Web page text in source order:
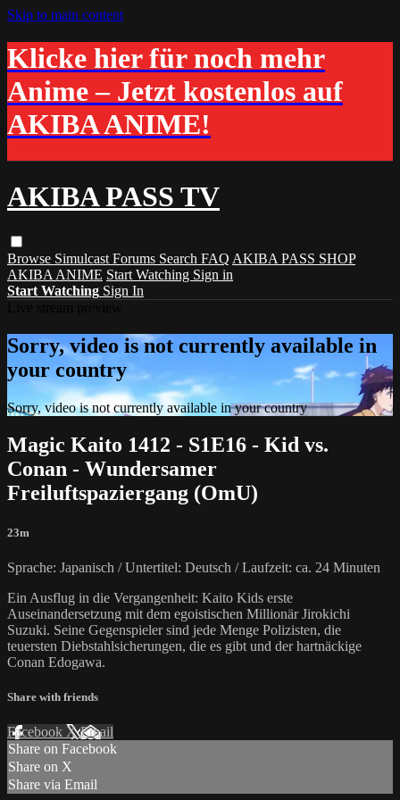
Skip to main content
Klicke hier für noch mehr
Anime – Jetzt kostenlos auf
AKIBA ANIME!
AKIBA PASS TV
Browse Simulcast Forums Search FAQ AKIBA PASS SHOP
AKIBA ANIME Start Watching Sign in
Start Watching Sign In
Sorry, video is not currently available in
your country
Sorry, video is not currently available in your country
Magic Kaito 1412 - S1E16 - Kid vs.
Conan - Wundersamer
Freiluftspaziergang (OmU)
23m
Sprache: Japanisch / Untertitel: Deutsch / Laufzeit: ca. 24 Minuten
Ein Ausflug in die Vergangenheit: Kaito Kids erste
Auseinandersetzung mit dem egoistischen Millionär Jirokichi
Suzuki. Seine Gegenspieler sind jede Menge Polizisten, die
teuersten Diebstahlsicherungen, die es gibt und der hartnäckige
Conan Edogawa.
Share with friends
Facebook XEmail
Share on Facebook
Share on X
Share via Email